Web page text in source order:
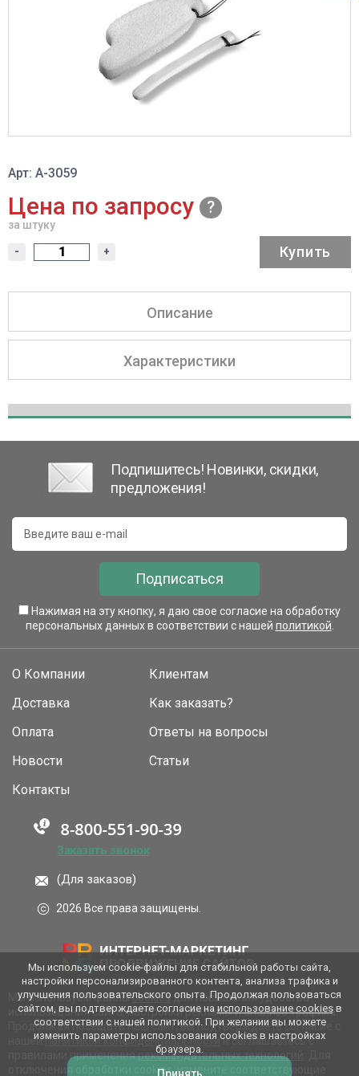
Арт: A-3059
Цена по запросу
за штуку
- + Купить
Описание
Характеристики
Подпишитесь! Новинки, скидки,
предложения!
Подписаться
Нажимая на эту кнопку, я даю свое согласие на обработку
персональных данных в соответствии с нашей политикой
О Компании
Доставка
Оплата
Новости
Клиентам
Как заказать?
Ответы на вопросы
Статьи
Контакты
Заказать звонок
(Для заказов)
2026 Все права защищены.
Мы используем файлыcookies для повышения удобства
использования сайта, настройки рекламы и анализа трафика.
Продолжая посещать наш сайт, вы подтверждаете согласие с
нашейполитикой конфиденциальностии соглашаетесь с
правилами применениярекомендательных технологий
отключения обработки cookies, измените соответствующие
Мы используем cookie-файлы для стабильной работы сайта,
настройки персонализированного контента, анализа трафика и
улучшения пользовательского опыта. Продолжая пользоваться
сайтом, вы подтверждаете согласие на использование cookiesв
соответствии с нашей политикой. При желании вы можете
изменить параметры использования cookies в настройках
браузера.